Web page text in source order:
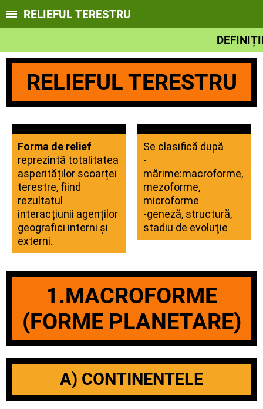
RELIEFUL TERESTRU
RELIEFUL TERESTRU
Forma de relief
reprezintă totalitatea
asperităților scoarței
terestre, fiind
rezultatul
interacțiunii agenților
geografici interni și
externi.
Se clasifică după
-
mărime:macroforme,
mezoforme,
microforme
-geneză, structură,
stadiu de evoluţie
1.MACROFORME
(FORME PLANETARE)
A) CONTINENTELE